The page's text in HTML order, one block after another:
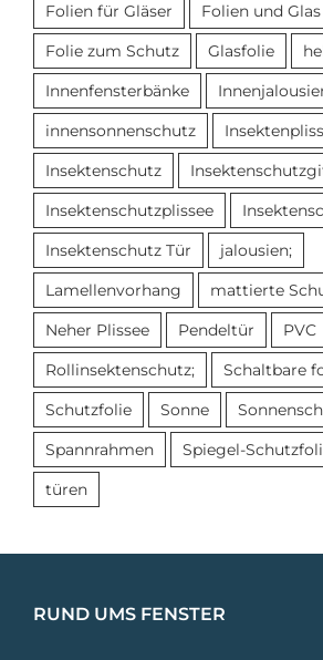
Folien für Gläser
Folien und Glas
Folie zum Schutz
Glasfolie
Innenfensterbänke
innensonnenschutz
Insektenschutz
Insektenschutzplissee
Insektenschutz Tür
jalousien;
Lamellenvorhang
mattierte
Neher Plissee
Pendeltür PVC
Rollinsektenschutz;
Schaltbare
Schutzfolie
Sonne
Spannrahmen
Spiegel-
türen
RUND UMS FENSTER